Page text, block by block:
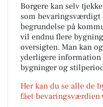
Borgere kan selv
som
begrundelse på
vil endnu flere
oversigten. Man kan
yderligere
bygninger og
Her kan du se alle de
fået bevaringsværdien